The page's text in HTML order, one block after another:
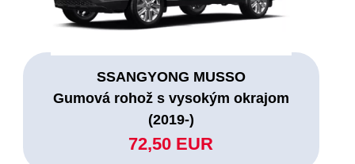
SSANGYONG MUSSO
Gumová rohož s vysokým okrajom
(2019-)
72,50 EUR